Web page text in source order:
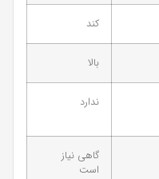
کند
بالا
ندارد
گاهی نیاز
است